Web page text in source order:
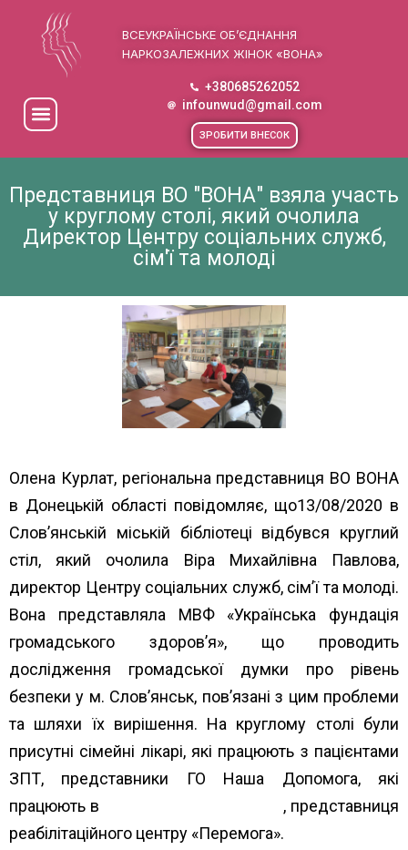
ВСЕУКРАЇНСЬКЕ ОБ’ЄДНАННЯ
НАРКОЗАЛЕЖНИХ ЖІНОК «ВОНА»
+380685262052
infounwud@gmail.com
ЗРОБИТИ ВНЕСОК
Представниця ВО "ВОНА" взяла участь
у круглому столі, який очолила
Директор Центру соціальних служб,
сім'ї та молоді
Олена Курлат, регіональна представниця ВО ВОНА
в Донецькій області повідомляє, що13/08/2020 в
Слов’янській міській бібліотеці відбувся круглий
стіл, який очолила Віра Михайлівна Павлова,
директор Центру соціальних служб, сім’ї та молоді.
Вона представляла МВФ «Українська фундація
громадського здоров’я», що проводить
дослідження громадської думки про рівень
безпеки у м. Слов’янськ, пов’язані з цим проблеми
та шляхи їх вирішення. На круглому столі були
присутні сімейні лікарі, які працюють з пацієнтами
ЗПТ, представники ГО Наша Допомога, які
працюють в
, представниця
реабілітаційного центру «Перемога».